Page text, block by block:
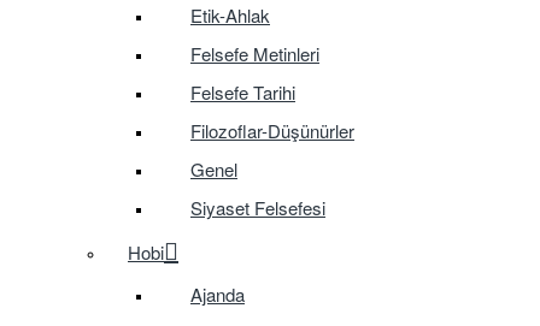
Etik-Ahlak
Felsefe Metinleri
Felsefe Tarihi
Filozoflar-Düşünürler
Genel
Siyaset Felsefesi
Hobi
Ajanda